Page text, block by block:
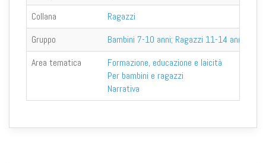
Collana
Ragazzi
Gruppo
Bambini 7-10 anni; Ragazzi 11-14 anni
Area tematica
Formazione, educazione e laicità
Per bambini e ragazzi
Narrativa